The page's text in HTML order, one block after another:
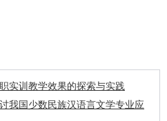
实训教学效果的探索与实践
我国少数民族汉语言文学专业应